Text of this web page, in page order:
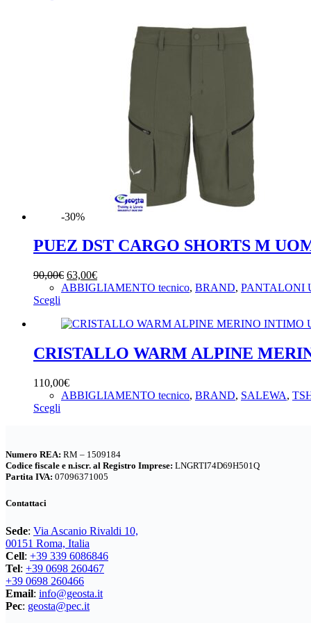
-30%
PUEZ DST CARGO SHORTS M
90,00€ Il
prezzo
90,00€.
63,00€Il
prezzo
63,00€.
ABBIGLIAMENTO tecnico, BRAND, PANTALONI
Scegli
ha
varianti.
Le
possono
essere
scelte
del
prodotto
CRISTALLO WARM ALPINE
110,00€
ABBIGLIAMENTO tecnico, BRAND, SALEWA,
Scegli
varianti.
Le
opzioni
nella
pagina
del
prodotto
Numero REA: RM – 1509184
Codice fiscale e n.iscr. al Registro Imprese: LNGRTI74D69H501Q
Partita IVA: 07096371005
Contattaci
Sede: Via Ascanio Rivaldi 10,
00151 Roma, Italia
Cell: +39 339 6086846
Tel: +39 0698 260467
+39 0698 260466
Email: info@geosta.it
Pec: geosta@pec.it